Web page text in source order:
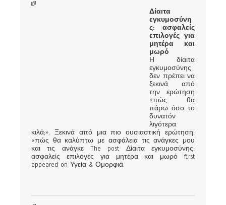
Δίαιτα
εγκυμοσύνη
ς: ασφαλείς
επιλογές για
μητέρα και
μωρό
Η δίαιτα
εγκυμοσύνης
δεν πρέπει να
ξεκινά από
την ερώτηση
«πώς θα
πάρω όσο το
δυνατόν
λιγότερα
κιλά;». Ξεκινά από μια πιο ουσιαστική ερώτηση:
«πώς θα καλύπτω με ασφάλεια τις ανάγκες μου
και τις ανάγκε The post Δίαιτα εγκυμοσύνης:
ασφαλείς επιλογές για μητέρα και μωρό first
appeared on Υγεία & Ομορφιά.